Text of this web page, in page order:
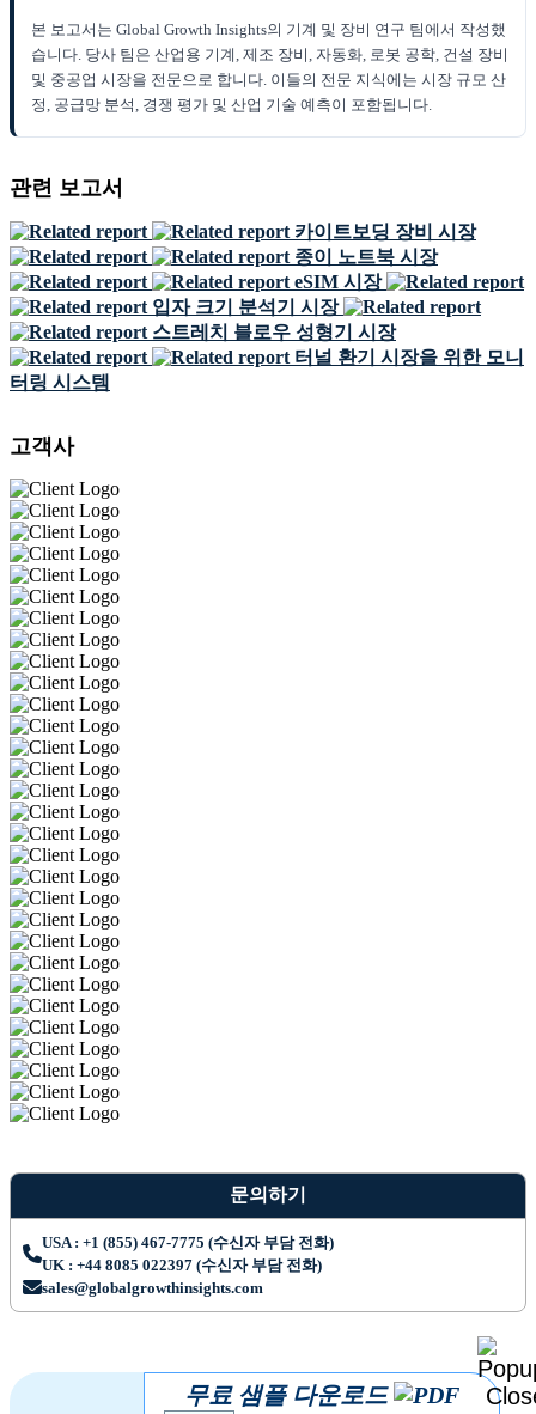
본 보고서는 Global Growth Insights의 기계 및 장비 연구 팀에서 작성했
습니다. 당사 팀은 산업용 기계, 제조 장비, 자동화, 로봇 공학, 건설 장비
및 중공업 시장을 전문으로 합니다. 이들의 전문 지식에는 시장 규모 산
정, 공급망 분석, 경쟁 평가 및 산업 기술 예측이 포함됩니다.
관련 보고서
카이트보딩 장비 시장
종이 노트북 시장
eSIM 시장
입자 크기 분석기 시장
스트레치 블로우 성형기 시장
터널 환기 시장을 위한 모니
터링 시스템
고객사
문의하기
USA : +1 (855) 467-7775 (수신자 부담 전화)
UK : +44 8085 022397 (수신자 부담 전화)
sales@globalgrowthinsights.com
무료 샘플 다운로드